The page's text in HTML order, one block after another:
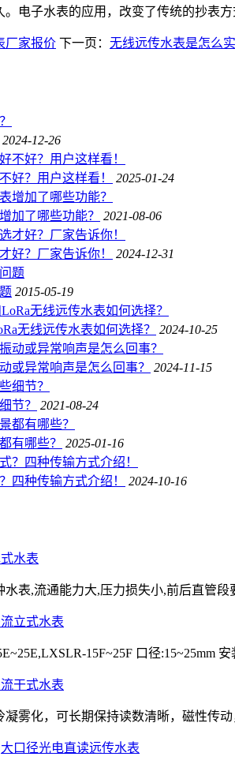
电子水表的应用，改变了传统的抄表
厂家报价 下一页： 无线远传水表是怎么
2024-12-26
好？用户这样看！ 2025-01-24
加了哪些功能？ 2021-08-06
好？厂家告诉你！ 2024-12-31
2015-05-19
无线远传水表如何选择？ 2024-10-25
或异常响声是怎么回事？ 2024-11-15
节？ 2021-08-24
有哪些？ 2025-01-16
四种传输方式介绍！ 2024-10-16
水表
表,流通能力大,压力损失小,前后直管
立式水表
15F~25F 口径
干式水表
雾化，可长期保持读数清晰，磁性传
大口径光电直读远传水表